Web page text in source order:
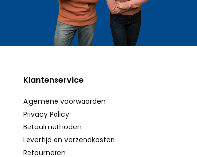
Klantenservice
Algemene voorwaarden
Privacy Policy
Betaalmethoden
Levertijd en verzendkosten
Retourneren